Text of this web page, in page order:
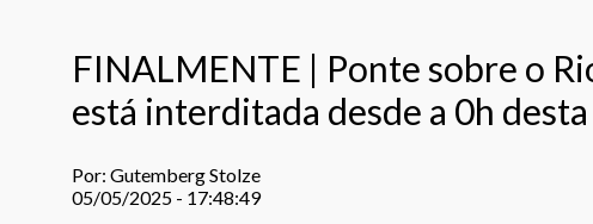
FINALMENTE | Ponte sobre o
está interditada desde a 0h
Por: Gutemberg Stolze
05/05/2025 - 17:48:49